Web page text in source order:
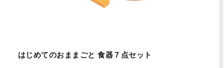
はじめてのおままごと 食器７点セット